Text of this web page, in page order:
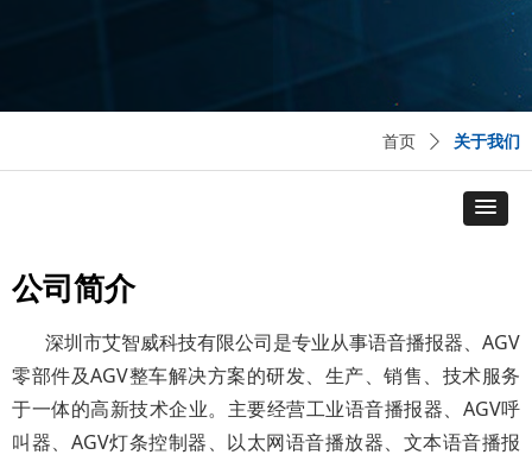
深圳市艾智威科技有限公司是专业从事语音播报器、AGV
零部件及AGV整车解决方案的研发、生产、销售、技术服务
于一体的高新技术企业。主要经营工业语音播报器、AGV呼
叫器、AGV灯条控制器、以太网语音播放器、文本语音播报
首页 ꄲ 关于我们
公司简介